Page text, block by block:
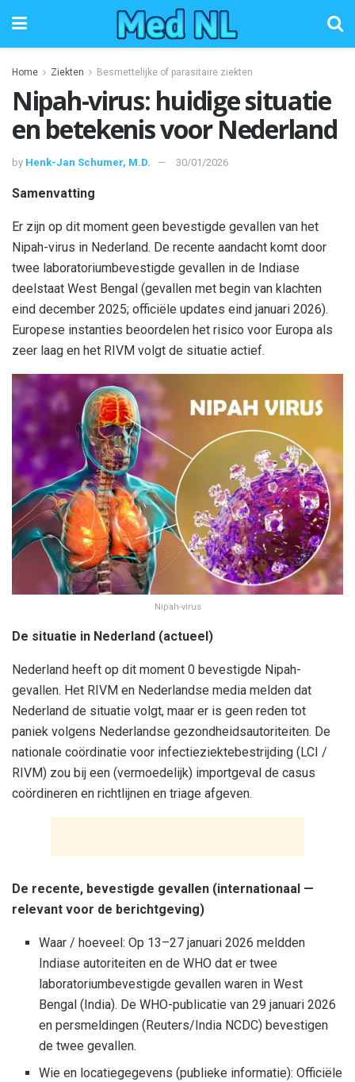
Home Ziekten Besmettelijke of parasitaire ziekten
Nipah-virus: huidige situatie
en betekenis voor Nederland
by Henk-Jan Schumer, M.D. 30/01/2026
Samenvatting
Er zijn op dit moment geen bevestigde gevallen van het
Nipah-virus in Nederland. De recente aandacht komt door
twee laboratoriumbevestigde gevallen in de Indiase
deelstaat West Bengal (gevallen met begin van klachten
eind december 2025; officiële updates eind januari 2026).
Europese instanties beoordelen het risico voor Europa als
zeer laag en het RIVM volgt de situatie actief.
Nipah-virus
De situatie in Nederland (actueel)
Nederland heeft op dit moment 0 bevestigde Nipah-
gevallen. Het RIVM en Nederlandse media melden dat
Nederland de situatie volgt, maar er is geen reden tot
paniek volgens Nederlandse gezondheidsautoriteiten. De
nationale coördinatie voor infectieziektebestrijding (LCI /
RIVM) zou bij een (vermoedelijk) importgeval de casus
coördineren en richtlijnen en triage afgeven.
De recente, bevestigde gevallen (internationaal —
relevant voor de berichtgeving)
Waar / hoeveel: Op 13–27 januari 2026 meldden
Indiase autoriteiten en de WHO dat er twee
laboratoriumbevestigde gevallen waren in West
Bengal (India). De WHO-publicatie van 29 januari 2026
en persmeldingen (Reuters/India NCDC) bevestigen
de twee gevallen.
Wie en locatiegegevens (publieke informatie): Officiële